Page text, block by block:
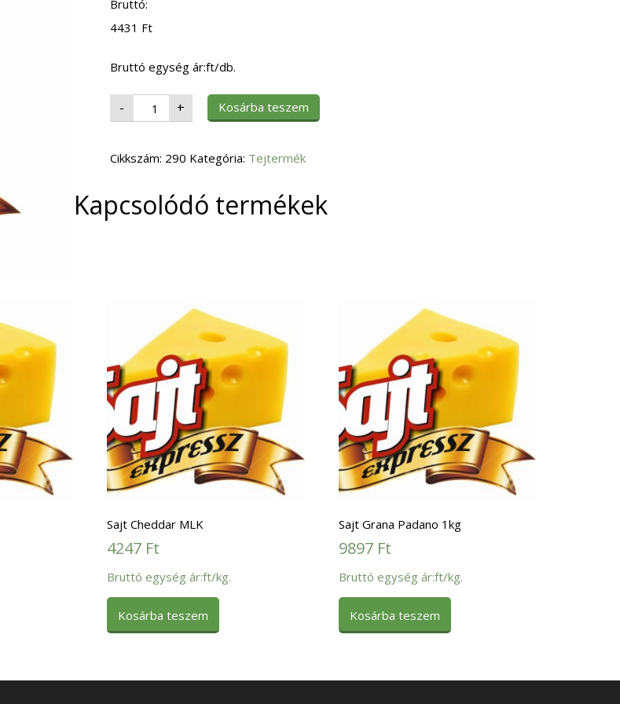
Bruttó:
4431 Ft
Bruttó egység ár:ft/db.
- Tejszínhab
Spray
700ml.
+ Kosárba teszem
Cikkszám: 290 Kategória: Tejtermék
Kapcsolódó termékek
Sajt Cheddar MLK
4247 Ft
Bruttó egység ár:ft/kg.
Kosárba teszem
Sajt Grana Padano 1kg
9897 Ft
Bruttó egység ár:ft/kg.
Kosárba teszem